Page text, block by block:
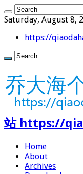
Saturday, August 8,
https://
站 https://
Home
About
Archives